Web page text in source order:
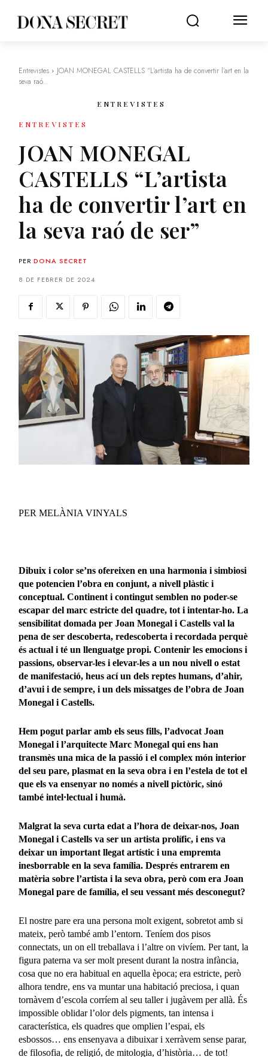
Entrevistes
JOAN MONEGAL CASTELLS “L’artista ha de convertir l’art en la
seva raó...
ENTREVISTES
ENTREVISTES
JOAN MONEGAL
CASTELLS “L’artista
ha de convertir l’art en
la seva raó de ser”
PER DONA SECRET
8 DE FEBRER DE 2024
PER MELÀNIA VINYALS
Dibuix i color se’ns ofereixen en una harmonia i simbiosi
que potencien l’obra en conjunt, a nivell plàstic i
conceptual. Continent i contingut semblen no poder-se
escapar del marc estricte del quadre, tot i intentar-ho. La
sensibilitat domada per Joan Monegal i Castells val la
pena de ser descoberta, redescoberta i recordada perquè
és actual i té un llenguatge propi. Contenir les emocions i
passions, observar-les i elevar-les a un nou nivell o estat
de manifestació, heus ací un dels reptes humans, d’ahir,
d’avui i de sempre, i un dels missatges de l’obra de Joan
Monegal i Castells.
Hem pogut parlar amb els seus fills, l’advocat Joan
Monegal i l’arquitecte Marc Monegal qui ens han
transmès una mica de la passió i el complex món interior
del seu pare, plasmat en la seva obra i en l’estela de tot el
que els va ensenyar no només a nivell pictòric, sinó
també intel·lectual i humà.
Malgrat la seva curta edat a l’hora de deixar-nos, Joan
Monegal i Castells va ser un artista prolífic, i ens va
deixar un important llegat artístic i una empremta
inesborrable en la seva família. Després entrarem en
matèria sobre l’artista i la seva obra, però com era Joan
Monegal pare de família, el seu vessant més desconegut?
El nostre pare era una persona molt exigent, sobretot amb si
mateix, però també amb l’entorn. Teníem dos pisos
connectats, un on ell treballava i l’altre on vivíem. Per tant, la
figura paterna va ser molt present durant la nostra infància,
cosa que no era habitual en aquella època; era estricte, però
alhora tendre, ens va muntar una habitació preciosa, i quan
tornàvem d’escola corríem al seu taller i jugàvem per allà. És
impossible oblidar l’olor dels pigments, tan intensa i
característica, els quadres que omplien l’espai, els
esbossos… ens ensenyava a dibuixar i xerràvem sense parar,
de filosofia, de religió, de mitologia, d’història… de tot!